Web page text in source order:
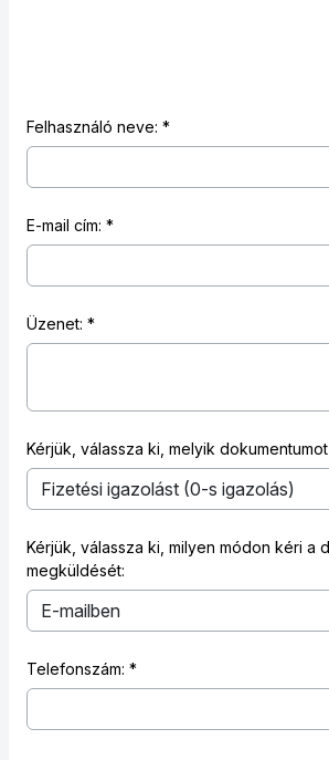
Felhasználó neve:
E-mail cím:
Üzenet:
Kérjük, válassza ki, melyik
Kérjük, válassza ki, milyen módon kéri a
megküldését:
Telefonszám: